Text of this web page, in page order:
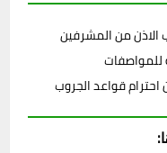
الاذن من المشرفين
للمواصفات
قواعد الجروب